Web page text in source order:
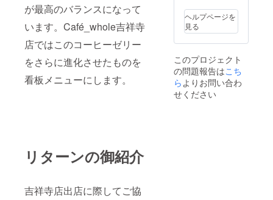
が最高のバランスになって
います。Café_whole吉祥寺
店ではこのコーヒーゼリー
をさらに進化させたものを
看板メニューにします。
リターンの御紹介
吉祥寺店出店に際してご協
いただ
きたい
と思っ
ており
※20歳未
満の者
による
飲酒は
法令で
ヘルプページを
見る
このプロジェクト
の問題報告はこち
ら よりお問い合わ
せください